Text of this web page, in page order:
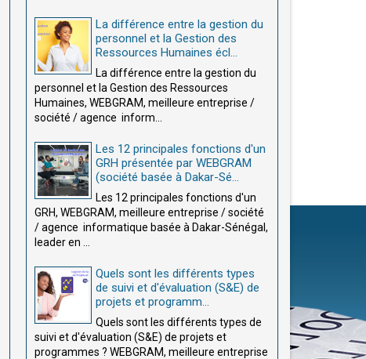
La différence entre la gestion du
personnel et la Gestion des
Ressources Humaines écl...
La différence entre la gestion du
personnel et la Gestion des Ressources
Humaines, WEBGRAM, meilleure entreprise /
société / agence inform...
Les 12 principales fonctions d'un
GRH présentée par WEBGRAM
(société basée à Dakar-Sé...
Les 12 principales fonctions d'un
GRH, WEBGRAM, meilleure entreprise / société
/ agence informatique basée à Dakar-Sénégal,
leader en ...
Quels sont les différents types
de suivi et d'évaluation (S&E) de
projets et programm...
Quels sont les différents types de
suivi et d'évaluation (S&E) de projets et
programmes ? WEBGRAM, meilleure entreprise